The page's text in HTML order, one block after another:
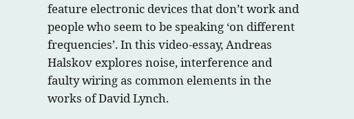
feature electronic devices that don’t work and
people who seem to be speaking ‘on different
frequencies’. In this video-essay, Andreas
Halskov explores noise, interference and
faulty wiring as common elements in the
works of David Lynch.